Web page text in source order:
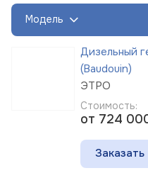
Модель
Дизельный
(Baudouin)
ЭТРО
Стоимость:
от 724
Заказать